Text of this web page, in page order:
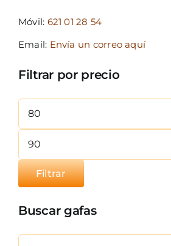
Móvil: 621 01 28 54
Email: Envía un correo aquí
Filtrar por precio
Precio
mínimo
Precio
máximo
Filtrar
Buscar gafas